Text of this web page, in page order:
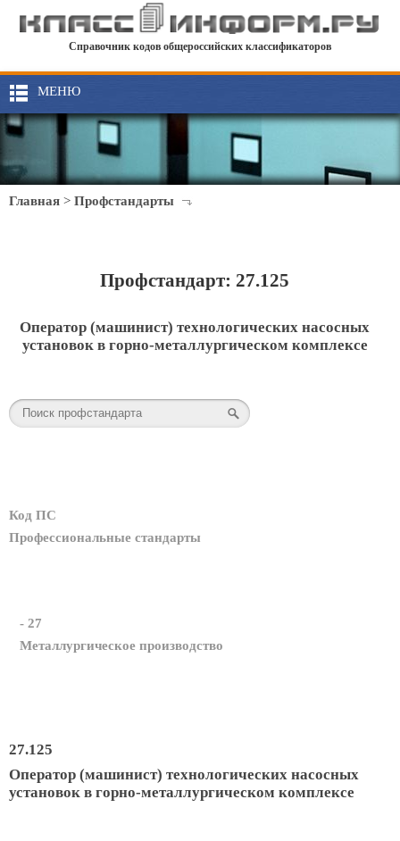
Справочник кодов общероссийских классификаторов
МЕНЮ
Главная > Профстандарты
Профстандарт: 27.125
Оператор (машинист) технологических насосных
установок в горно-металлургическом комплексе
Код ПС
Профессиональные стандарты
- 27
Металлургическое производство
27.125
Оператор (машинист) технологических насосных
установок в горно-металлургическом комплексе